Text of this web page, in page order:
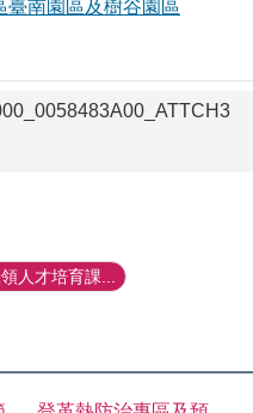
臺南園區及樹谷園區
人才培育課...